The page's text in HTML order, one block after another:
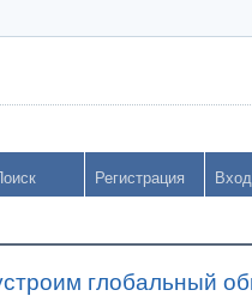
Регистрация Вход
глобальный